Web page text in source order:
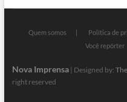
Quem somos Política de
Você repórter
Nova Imprensa| Designed by:
right reserved